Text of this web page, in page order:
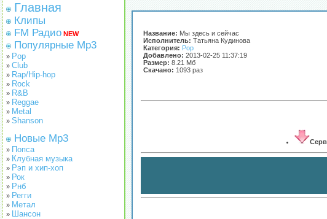
Главная
Клипы
FM Радио NEW
Популярные Mp3
» Pop
» Club
» Rap/Hip-hop
» Rock
» R&B
» Reggae
» Metal
» Shanson
Новые Mp3
» Попса
» Клубная музыка
» Рэп и хип-хоп
» Рок
» Рнб
» Регги
» Метал
» Шансон
Название: Мы здесь и сейчас
Исполнитель: Татьяна Кудинова
Категория: Pop
Добавлено: 2013-02-25 11:37:19
Размер: 8.21 Мб
Скачано: 1093 раз